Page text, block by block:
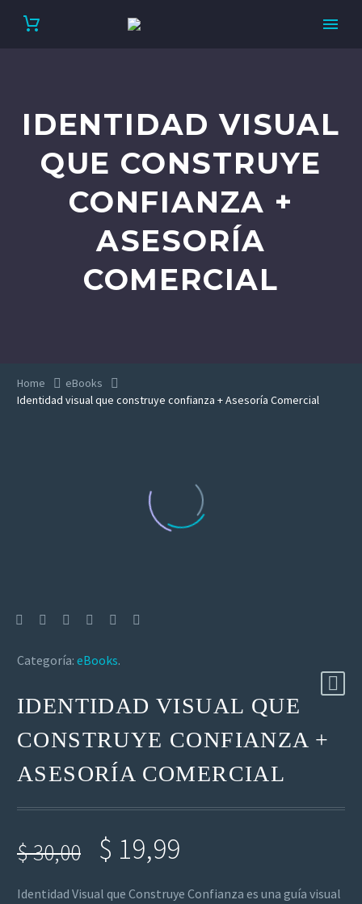
IDENTIDAD VISUAL
QUE CONSTRUYE
CONFIANZA +
ASESORÍA
COMERCIAL
Home
eBooks
Identidad visual que construye confianza + Asesoría Comercial
Categoría: eBooks.
IDENTIDAD VISUAL QUE
CONSTRUYE CONFIANZA +
ASESORÍA COMERCIAL
$30,00 $ 19,99
Identidad Visual que Construye Confianza es una guía visual